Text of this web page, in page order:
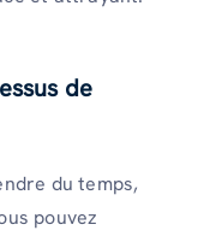
de
du temps,
pouvez